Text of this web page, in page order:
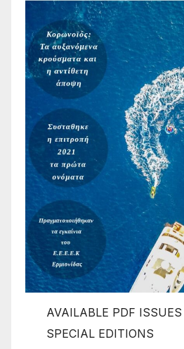
AVAILABLE PDF
SPECIAL EDITIONS